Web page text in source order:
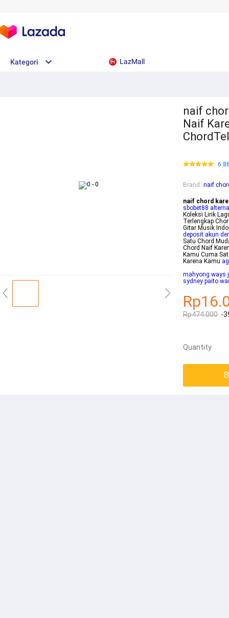
Kategori LazMall
naif
Naif
Brand : naif
naif chord
sbobet88
Koleksi Lirik
Terlengkap
Gitar Musik
deposit akun
Satu Chord
Chord Naif
Kamu Cuma
Karena Kamu
mahyong ways
sydney paito
Rp474.000 -
Quantity